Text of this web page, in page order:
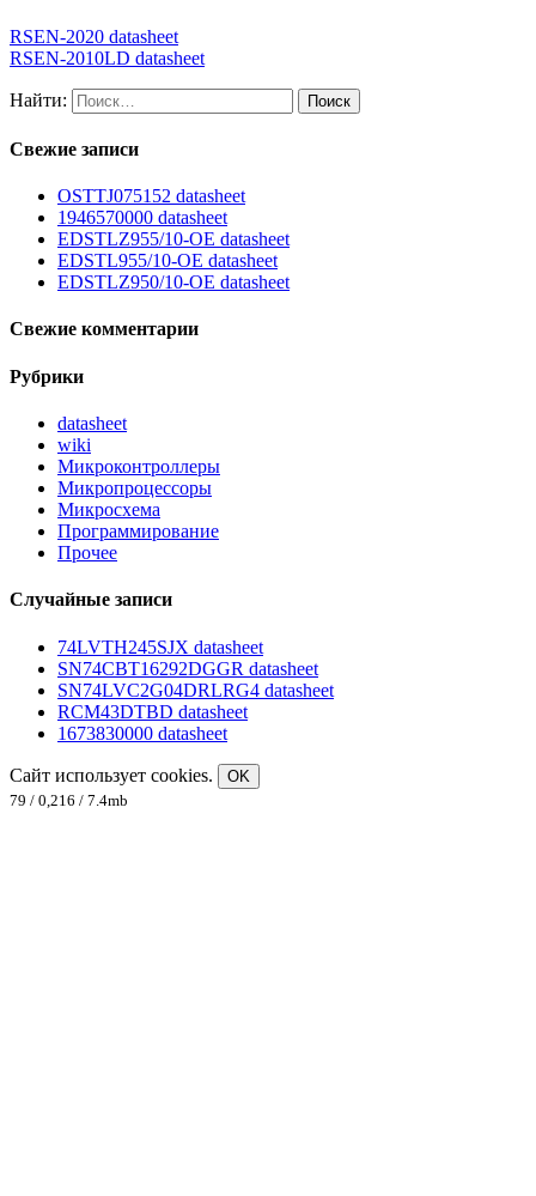
RSEN-2020 datasheet
RSEN-2010LD datasheet
Найти:
Свежие записи
OSTTJ075152 datasheet
1946570000 datasheet
EDSTLZ955/10-OE datasheet
EDSTL955/10-OE datasheet
EDSTLZ950/10-OE datasheet
Свежие комментарии
Рубрики
datasheet
wiki
Микроконтроллеры
Микропроцессоры
Микросхема
Программирование
Прочее
Случайные записи
74LVTH245SJX datasheet
SN74CBT16292DGGR datasheet
SN74LVC2G04DRLRG4 datasheet
RCM43DTBD datasheet
1673830000 datasheet
Сайт использует cookies.
OK
79 / 0,216 / 7.4mb